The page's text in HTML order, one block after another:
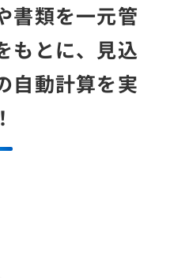
書類を一元管
もとに、見込
自動計算を実